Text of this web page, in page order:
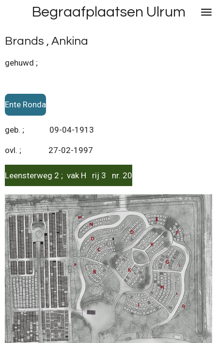
naar
de
hoofdinhoud
Begraafplaatsen Ulrum
Brands , Ankina
gehuwd ;
Ente Ronda
geb. ; 09-04-1913
ovl. ; 27-02-1997
Leensterweg 2 ; vak H rij 3 nr. 20